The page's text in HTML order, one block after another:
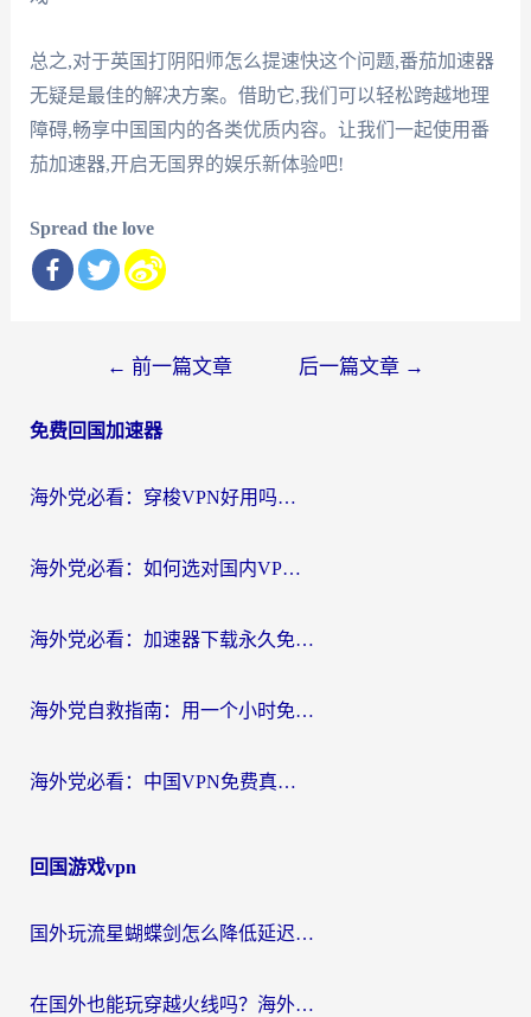
总之,对于英国打阴阳师怎么提速快这个问题,番茄加速器
无疑是最佳的解决方案。借助它,我们可以轻松跨越地理
障碍,畅享中国国内的各类优质内容。让我们一起使用番
茄加速器,开启无国界的娱乐新体验吧!
Spread the love
导
← 前一篇文章 后一篇文章 →
免费回国加速器
海外党必看：穿梭VPN好用吗？和云帆VPN对比哪个回国效果更好？附真实测评+避坑指南
海外党必看：如何选对国内VPN，实现无缝访问国内资源？
海外党必看：加速器下载永久免费版真的存在吗？教你无缝访问国内资源的正确姿势
海外党自救指南：用一个小时免费加速器，轻松打破国内资源访问壁垒？
海外党必看：中国VPN免费真的靠谱吗？手把手教你选对回国加速器
回国游戏vpn
国外玩流星蝴蝶剑怎么降低延迟？海外党必看的加速秘籍（含欧洲鸣潮&彩虹岛优化攻略）
在国外也能玩穿越火线吗？海外玩家国服游戏畅玩终极指南